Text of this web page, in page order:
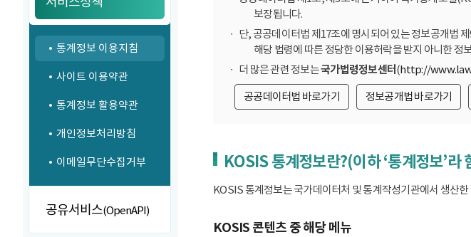
통계정보 이용지침
사이트 이용약관
통계정보 활용약관
개인정보처리방침
이메일무단수집거부
공유서비스(OpenAPI)
보장됩니다.
단, 공공데이터법 제17조에 명시되어 있는 정보공개법
해당 법령에 따른 정당한 이용허락을 받지 아니한 정
더 많은 관련 정보는국가법령정보센터(http://
공공데이터법 바로가기
정보공개법 바로가기
KOSIS 통계정보란?(이하 ‘통계정보’라
KOSIS 통계정보는 국가데이터처 및 통계작성기관에서 생산
KOSIS 콘텐츠 중 해당 메뉴